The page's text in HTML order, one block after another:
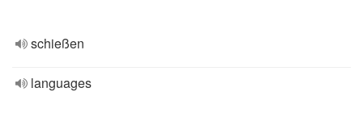
schießen
languages